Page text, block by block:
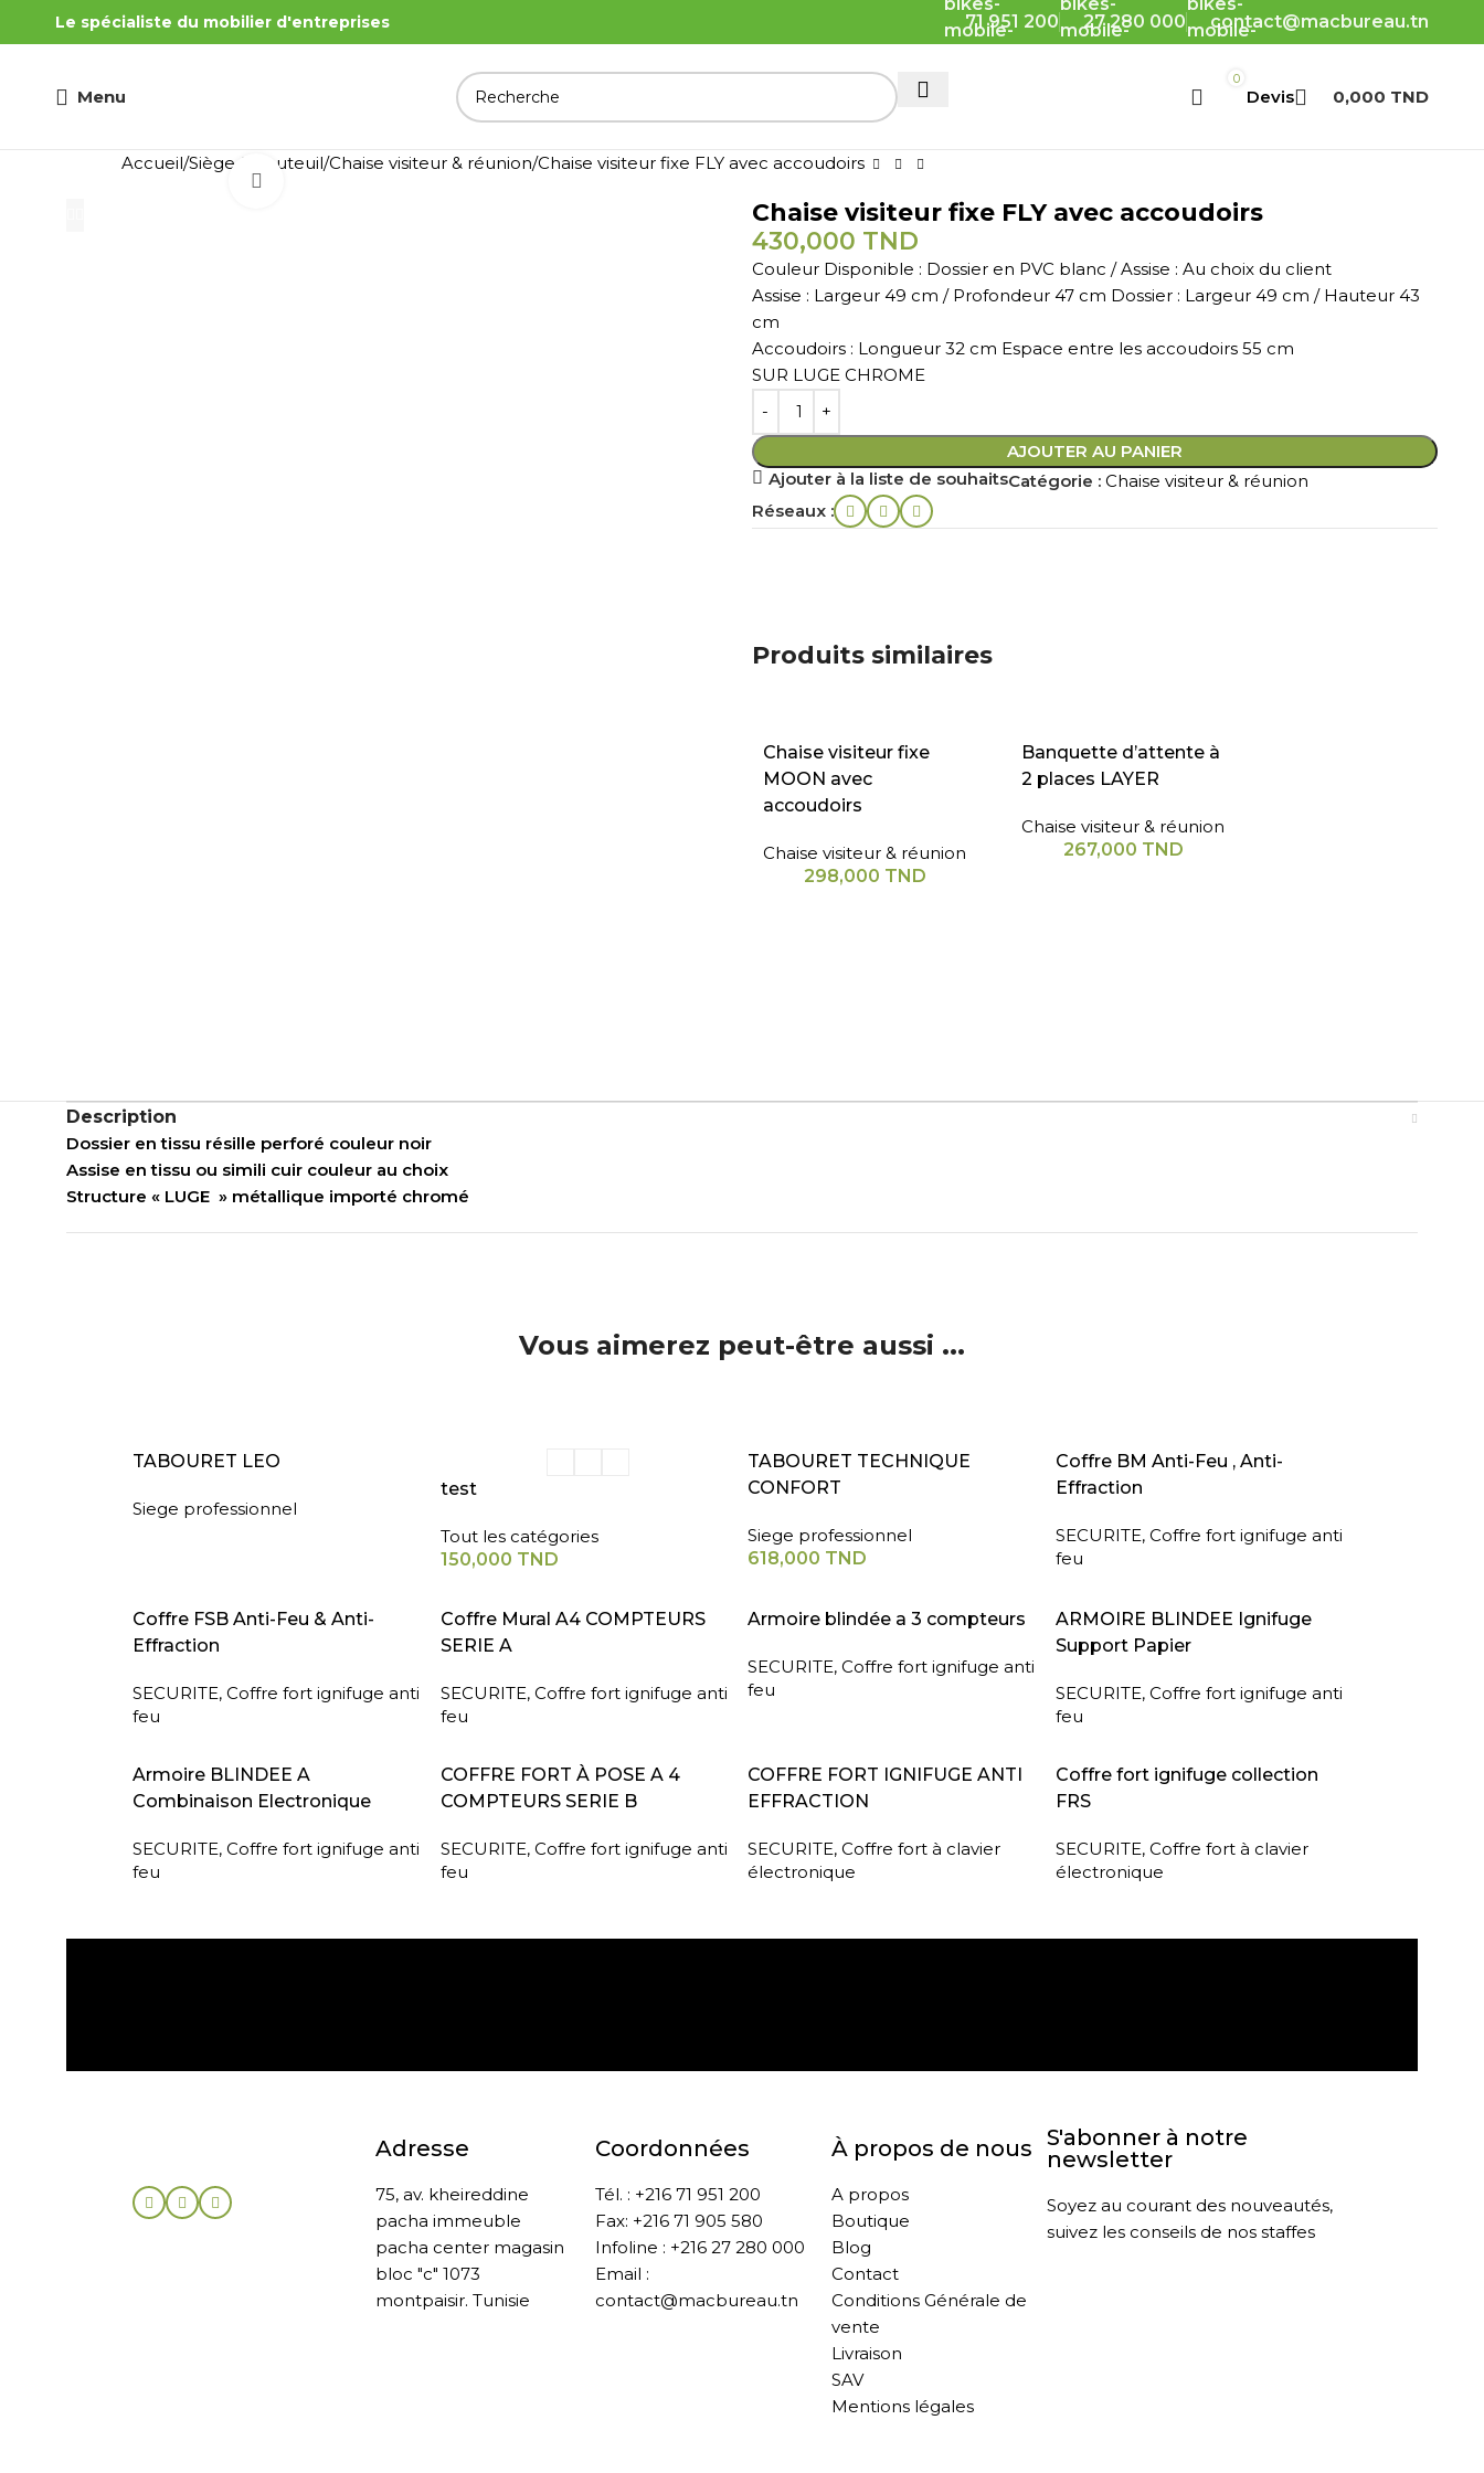
Le spécialiste du mobilier d'entreprises 71 951 200 27 280 000 contact@macbureau.tn
Menu
0
0,000 TND
Accueil Siège & Fauteuil Chaise visiteur & réunion Chaise visiteur fixe FLY avec accoudoirs
Chaise visiteur fixe FLY avec accoudoirs
430,000 TND
Couleur Disponible : Dossier en PVC blanc / Assise : Au choix du client
Assise : Largeur 49 cm / Profondeur 47 cm Dossier : Largeur 49 cm / Hauteur 43
cm
Accoudoirs : Longueur 32 cm Espace entre les accoudoirs 55 cm
SUR LUGE CHROME
AJOUTER AU PANIER
Ajouter à la liste de souhaitsCatégorie : Chaise visiteur & réunion
Réseaux :
Produits similaires
Chaise visiteur fixe
MOON avec
accoudoirs
Chaise visiteur & réunion
298,000 TND
Banquette d’attente à
2 places LAYER
Chaise visiteur & réunion
267,000 TND
Description
Dossier en tissu résille perforé couleur noir
Assise en tissu ou simili cuir couleur au choix
Structure « LUGE » métallique importé chromé
Vous aimerez peut-être aussi ...
LIRE LA SUITE
TABOURET LEO
Siege professionnel
test
Tout les catégories
150,000 TND
AJOUTER AU PANIER
TABOURET TECHNIQUE
CONFORT
Siege professionnel
618,000 TND
AJOUTER AU PANIER
Coffre BM Anti-Feu , Anti-
Effraction
SECURITE, Coffre fort ignifuge anti
feu
LIRE LA SUITE
Coffre FSB Anti-Feu & Anti-
Effraction
SECURITE, Coffre fort ignifuge anti
feu
LIRE LA SUITE
Coffre Mural A4 COMPTEURS
SERIE A
SECURITE, Coffre fort ignifuge anti
feu
LIRE LA SUITE
Armoire blindée a 3 compteurs
SECURITE, Coffre fort ignifuge anti
feu
LIRE LA SUITE
ARMOIRE BLINDEE Ignifuge
Support Papier
SECURITE, Coffre fort ignifuge anti
feu
LIRE LA SUITE
Armoire BLINDEE A
Combinaison Electronique
SECURITE, Coffre fort ignifuge anti
feu
LIRE LA SUITE
COFFRE FORT À POSE A 4
COMPTEURS SERIE B
SECURITE, Coffre fort ignifuge anti
feu
LIRE LA SUITE
COFFRE FORT IGNIFUGE ANTI
EFFRACTION
SECURITE, Coffre fort à clavier
électronique
LIRE LA SUITE
Coffre fort ignifuge collection
FRS
SECURITE, Coffre fort à clavier
électronique
Adresse
75, av. kheireddine
pacha immeuble
pacha center magasin
bloc "c" 1073
montpaisir. Tunisie
Coordonnées
Tél. : +216 71 951 200
Fax: +216 71 905 580
Infoline : +216 27 280 000
Email :
contact@macbureau.tn
À propos de nous
A propos
Boutique
Blog
Contact
Conditions Générale de
vente
Livraison
SAV
Mentions légales
S'abonner à notre
newsletter
Soyez au courant des nouveautés,
suivez les conseils de nos staffes